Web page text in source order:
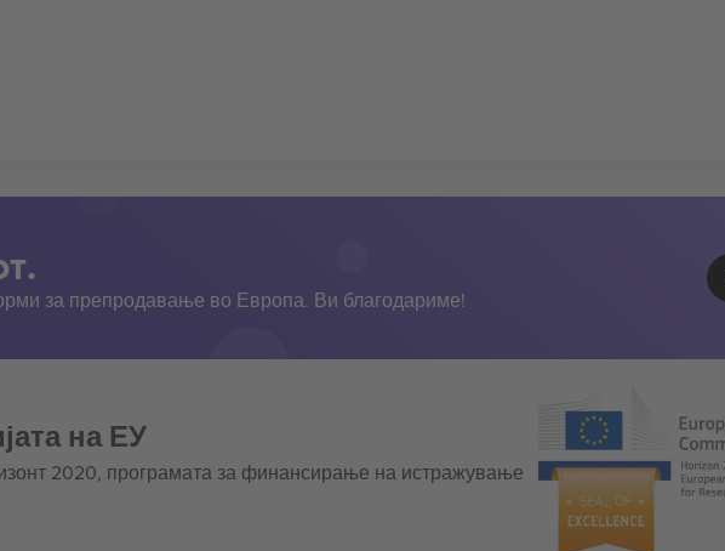
за препродавање во Европа. Ви благодариме!
на ЕУ
2020, програмата за финансирање на истражување